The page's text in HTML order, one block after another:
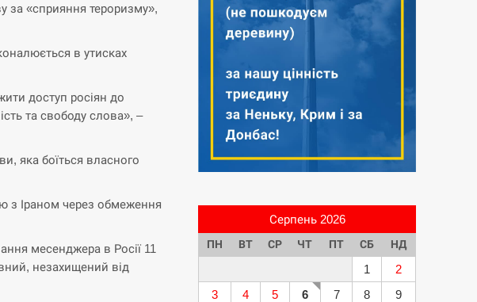
за «сприяння тероризму»,
в утисках
доступ росіян до
та свободу слова», –
яка боїться власного
з Іраном через обмеження
месенджера в Росії 11
незахищений від
Серпень 2026
ПН ВТ СР ЧТ ПТ СБ НД
1
2
3
4 5 6 7 8
9